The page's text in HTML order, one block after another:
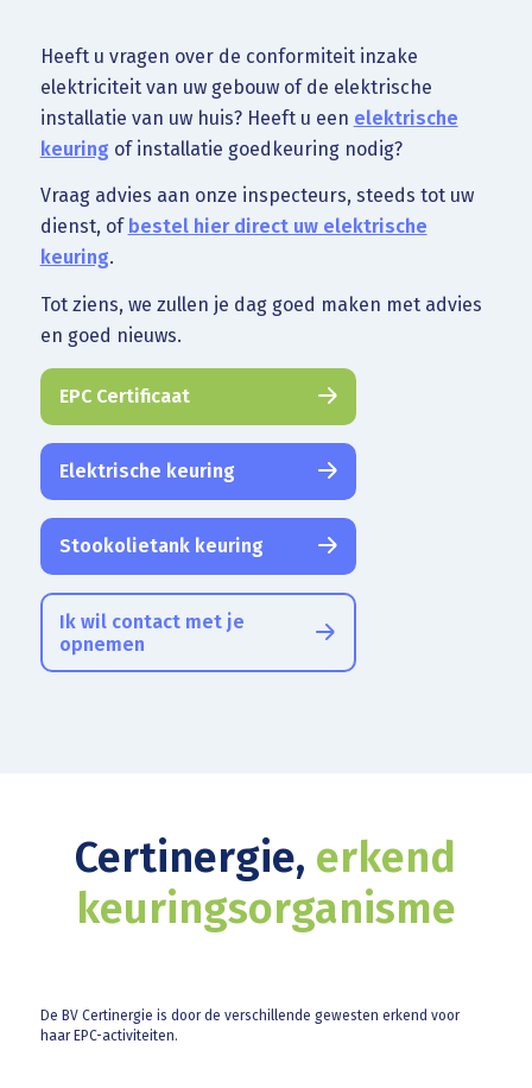
Heeft u vragen over de conformiteit inzake
elektriciteit van uw gebouw of de elektrische
installatie van uw huis? Heeft u een elektrische
keuring of installatie goedkeuring nodig?
Vraag advies aan onze inspecteurs, steeds tot uw
dienst, of bestel hier direct uw elektrische
keuring.
Tot ziens, we zullen je dag goed maken met advies
en goed nieuws.
EPC Certificaat
Elektrische keuring
Stookolietank keuring
Ik wil contact met je
opnemen
Certinergie, erkend
keuringsorganisme
De BV Certinergie is door de verschillende gewesten erkend voor
haar EPC-activiteiten.